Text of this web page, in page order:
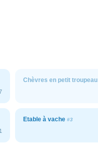
Chèvres en petit troupeau
Etable à vache#3